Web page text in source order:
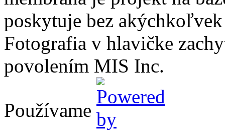
poskytuje bez
Fotografia v hlavičke
povolením MIS Inc.
Používame